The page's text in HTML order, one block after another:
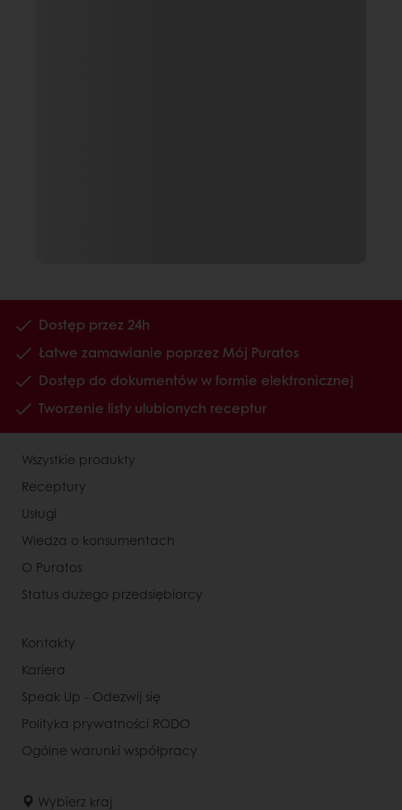
Dostęp przez 24h
Łatwe zamawianie poprzez Mój Puratos
Dostęp do dokumentów w formie elektronicznej
Tworzenie listy ulubionych receptur
Wszystkie produkty
Receptury
Usługi
Wiedza o konsumentach
O Puratos
Status dużego przedsiębiorcy
Kontakty
Kariera
Speak Up - Odezwij się
Polityka prywatności RODO
Ogólne warunki współpracy
Wybierz kraj